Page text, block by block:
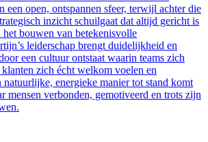
een open, ontspannen sfeer, terwijl achter die
inzicht schuilgaat dat altijd gericht is
bouwen van betekenisvolle
leiderschap brengt duidelijkheid en
een cultuur ontstaat waarin teams zich
zich écht welkom voelen en
natuurlijke, energieke manier tot stand komt
verbonden, gemotiveerd en trots zijn